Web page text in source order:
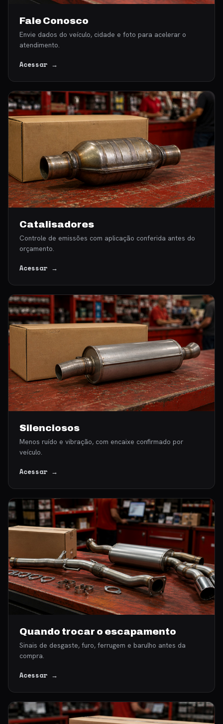
Fale Conosco
Envie dados do veículo, cidade e foto para acelerar o
atendimento.
Acessar →
Catalisadores
Controle de emissões com aplicação conferida antes do
orçamento.
Acessar →
Silenciosos
Menos ruído e vibração, com encaixe confirmado por
veículo.
Acessar →
Quando trocar o escapamento
Sinais de desgaste, furo, ferrugem e barulho antes da
compra.
Acessar →